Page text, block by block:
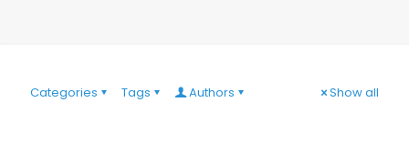
Categories Tags Authors Show all